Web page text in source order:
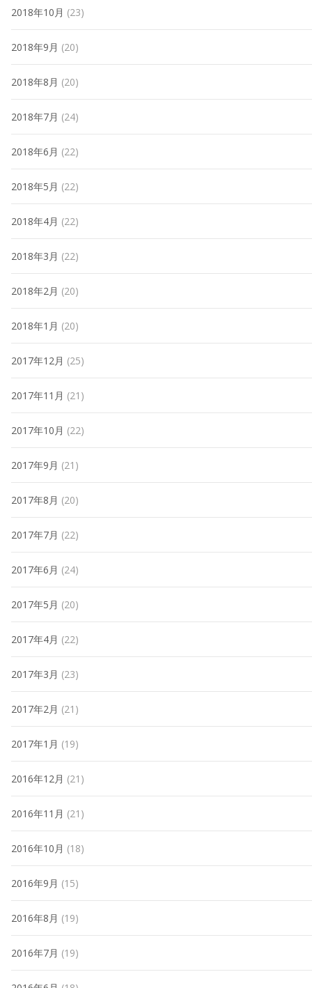
2018年10月 (23)
2018年9月 (20)
2018年8月 (20)
2018年7月 (24)
2018年6月 (22)
2018年5月 (22)
2018年4月 (22)
2018年3月 (22)
2018年2月 (20)
2018年1月 (20)
2017年12月 (25)
2017年11月 (21)
2017年10月 (22)
2017年9月 (21)
2017年8月 (20)
2017年7月 (22)
2017年6月 (24)
2017年5月 (20)
2017年4月 (22)
2017年3月 (23)
2017年2月 (21)
2017年1月 (19)
2016年12月 (21)
2016年11月 (21)
2016年10月 (18)
2016年9月 (15)
2016年8月 (19)
2016年7月 (19)